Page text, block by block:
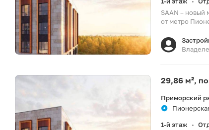
SAAN – новый
от метро
29,86 м²,
Приморский
1-й этаж •